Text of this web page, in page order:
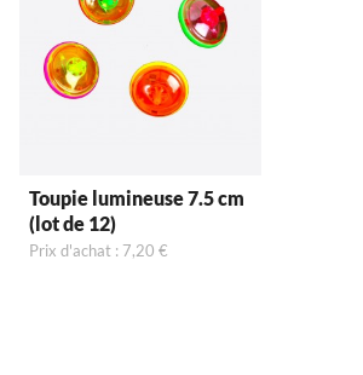
Toupie lumineuse 7.5 cm
(lot de 12)
Prix d'achat : 7,20 €